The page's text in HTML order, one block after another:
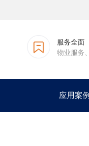
服务全面
物业服务
应用案例